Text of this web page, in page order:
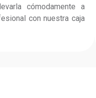
cómodamente a
con nuestra caja